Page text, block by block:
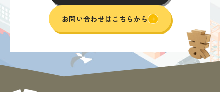
お問い合わせはこちらから